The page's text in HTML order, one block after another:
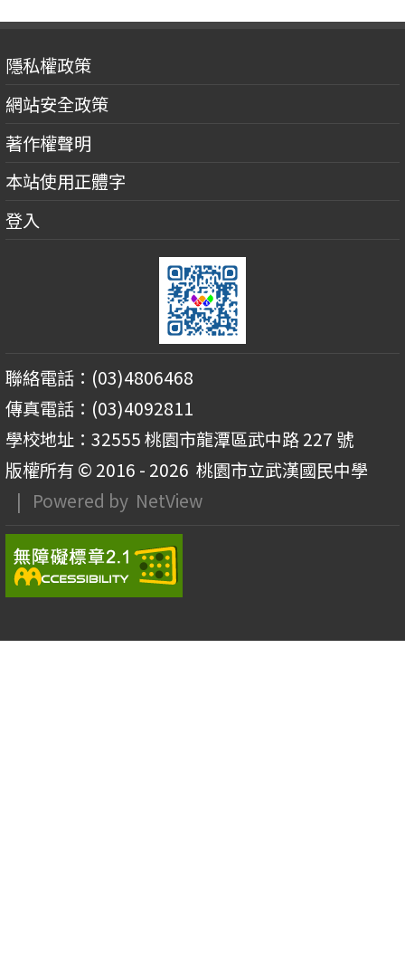
隱私權政策
網站安全政策
著作權聲明
本站使用正體字
登入
聯絡電話：(03)4806468
傳真電話：(03)4092811
學校地址：32555 桃園市龍潭區武中路 227 號
版權所有 © 2016 - 2026 桃園市立武漢國民中學
| Powered by NetView